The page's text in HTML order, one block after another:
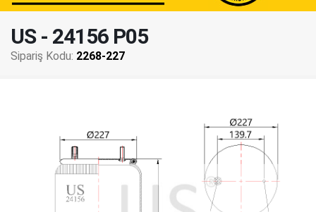
US - 24156 P05
Sipariş Kodu: 2268-227